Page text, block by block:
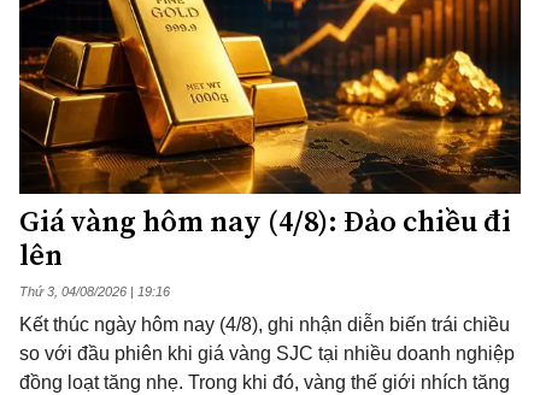
Giá vàng hôm nay (4/8): Đảo chiều đi
lên
Thứ 3, 04/08/2026 | 19:16
Kết thúc ngày hôm nay (4/8), ghi nhận diễn biến trái chiều
so với đầu phiên khi giá vàng SJC tại nhiều doanh nghiệp
đồng loạt tăng nhẹ. Trong khi đó, vàng thế giới nhích tăng